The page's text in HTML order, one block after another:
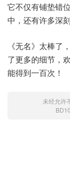
它不仅有铺垫错
中，还有许多深
《无名》太棒了
了更多的细节，
能得到一百次！
未经允许